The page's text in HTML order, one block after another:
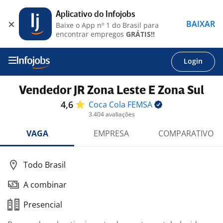
Login
Vendedor JR Zona Leste E Zona Sul
4,6 Coca Cola FEMSA
3.404 avaliações
VAGA EMPRESA COMPARATIVO
Todo Brasil
A combinar
Presencial
Aplicativo do Infojobs
Baixe o App nº 1 do Brasil para
encontrar empregos GRÁTIS!!
BAIXAR